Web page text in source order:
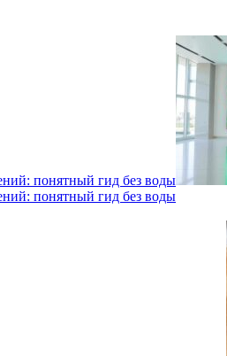
понятный гид без воды
понятный гид без воды